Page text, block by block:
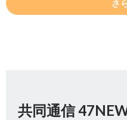
さ
共同通信